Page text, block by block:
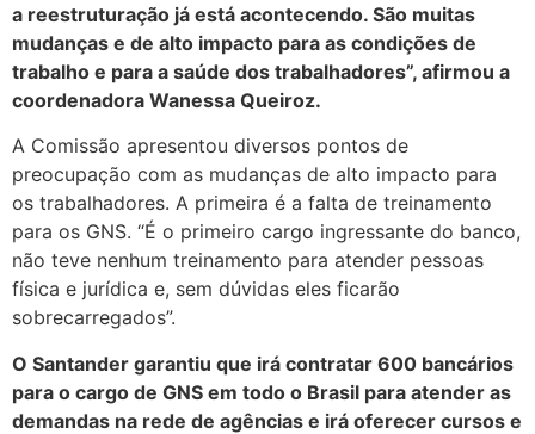
a reestruturação já está acontecendo. São muitas
mudanças e de alto impacto para as condições de
trabalho e para a saúde dos trabalhadores”, afirmou a
coordenadora Wanessa Queiroz.
A Comissão apresentou diversos pontos de
preocupação com as mudanças de alto impacto para
os trabalhadores. A primeira é a falta de treinamento
para os GNS. “É o primeiro cargo ingressante do banco,
não teve nenhum treinamento para atender pessoas
física e jurídica e, sem dúvidas eles ficarão
sobrecarregados”.
O Santander garantiu que irá contratar 600 bancários
para o cargo de GNS em todo o Brasil para atender as
demandas na rede de agências e irá oferecer cursos e